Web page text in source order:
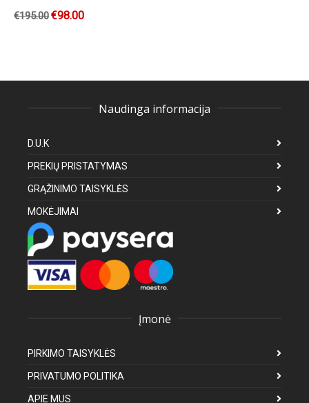
€195.00€98.00
Naudinga informacija
D.U.K
PREKIŲ PRISTATYMAS
GRĄŽINIMO TAISYKLĖS
MOKĖJIMAI
Įmonė
PIRKIMO TAISYKLĖS
PRIVATUMO POLITIKA
APIE MUS